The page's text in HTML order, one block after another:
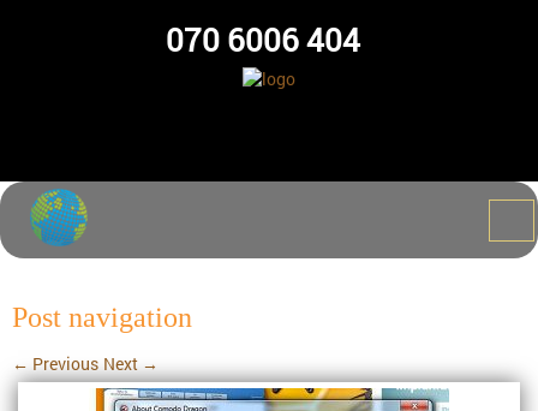
070 6006 404
Post navigation
← Previous Next →